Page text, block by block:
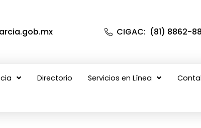
CIGAC: (81) 8862-
Directorio Servicios en Línea